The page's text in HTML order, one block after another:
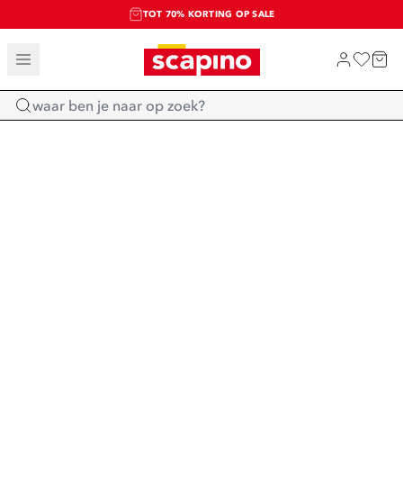
TOT 70% KORTING OP SALE
SALE: LAATSTE KANS!
SHOP NIEUW
Home